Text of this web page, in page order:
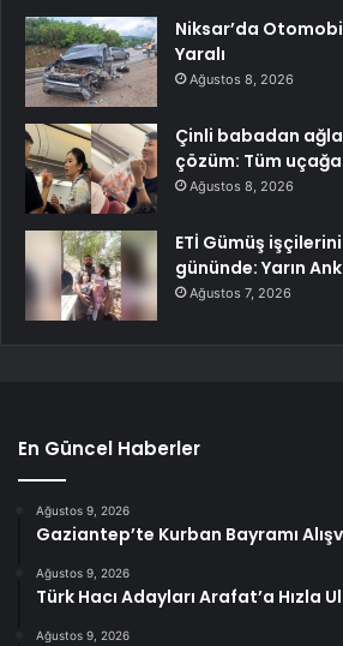
Niksar’da
Yaralı
Ağustos 8, 2026
Çinli babadan
çözüm: Tüm uçağa
Ağustos 8, 2026
ETİ Gümüş
gününde: Yarın
Ağustos 7, 2026
En Güncel Haberler
Ağustos 9, 2026
Gaziantep’te Kurban Bayramı
Ağustos 9, 2026
Türk Hacı Adayları Arafat’a Hızla
Ağustos 9, 2026